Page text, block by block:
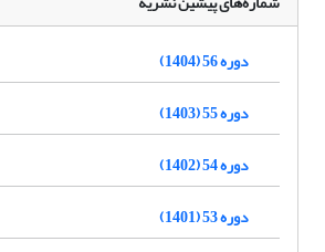
دوره 56 (1404)
دوره 55 (1403)
دوره 54 (1402)
دوره 53 (1401)